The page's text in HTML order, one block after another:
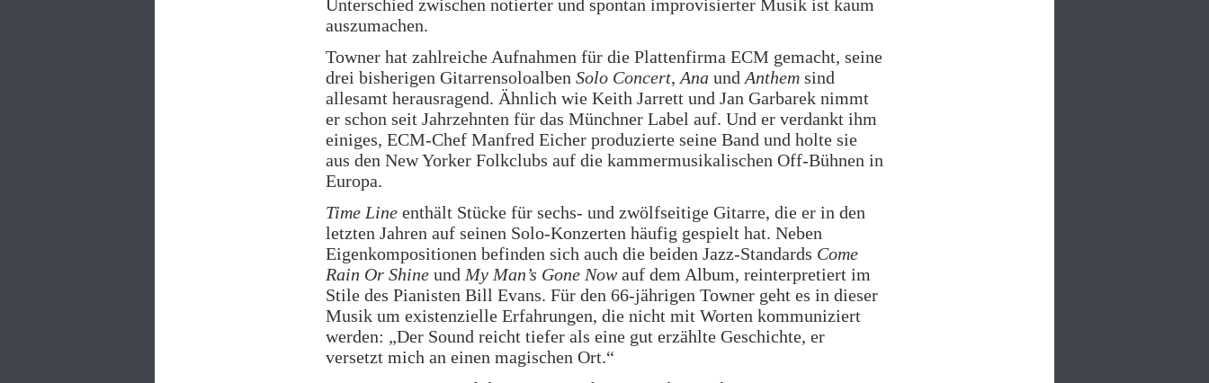
Unterschied zwischen notierter und spontan improvisierter Musik ist kaum
auszumachen.
Towner hat zahlreiche Aufnahmen für die Plattenfirma ECM gemacht, seine
drei bisherigen Gitarrensoloalben Solo Concert, Ana und Anthem sind
allesamt herausragend. Ähnlich wie Keith Jarrett und Jan Garbarek nimmt
er schon seit Jahrzehnten für das Münchner Label auf. Und er verdankt ihm
einiges, ECM-Chef Manfred Eicher produzierte seine Band und holte sie
aus den New Yorker Folkclubs auf die kammermusikalischen Off-Bühnen in
Europa.
Time Line enthält Stücke für sechs- und zwölfseitige Gitarre, die er in den
letzten Jahren auf seinen Solo-Konzerten häufig gespielt hat. Neben
Eigenkompositionen befinden sich auch die beiden Jazz-Standards Come
Rain Or Shine und My Man’s Gone Now auf dem Album, reinterpretiert im
Stile des Pianisten Bill Evans. Für den 66-jährigen Towner geht es in dieser
Musik um existenzielle Erfahrungen, die nicht mit Worten kommuniziert
werden: „Der Sound reicht tiefer als eine gut erzählte Geschichte, er
versetzt mich an einen magischen Ort.“